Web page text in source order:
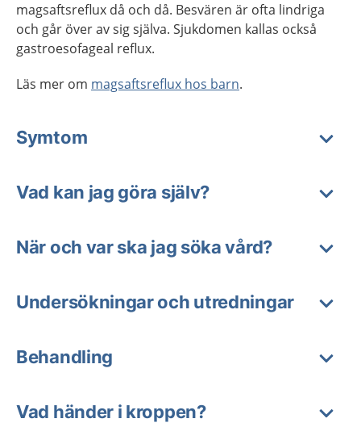
magsaftsreflux då och då. Besvären är ofta lindriga
och går över av sig själva. Sjukdomen kallas också
gastroesofageal reflux.
Läs mer om magsaftsreflux hos barn.
Symtom
Vad kan jag göra själv?
När och var ska jag söka vård?
Undersökningar och utredningar
Behandling
Vad händer i kroppen?